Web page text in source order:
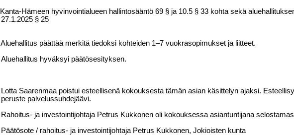
Kanta-Hämeen hyvinvointialueen hallintosääntö 69 § ja 10.5 § 33 kohta sekä
27.1.2025 § 25
Aluehallitus päättää merkitä tiedoksi kohteiden 1–7 vuokrasopimukset ja liitteet.
Aluehallitus hyväksyi päätösesityksen.
Lotta Saarenmaa poistui esteellisenä kokouksesta tämän asian käsittelyn ajaksi.
peruste palvelussuhdejäävi.
Rahoitus- ja investointijohtaja Petrus Kukkonen oli kokouksessa asiantuntijana
Päätösote / rahoitus- ja investointijohtaja Petrus Kukkonen, Jokioisten kunta